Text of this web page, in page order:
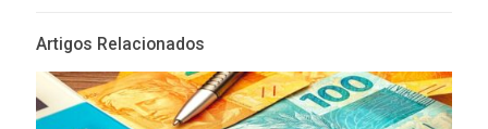
Artigos Relacionados